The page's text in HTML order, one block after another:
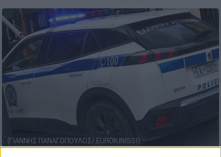
(ΓΙΑΝΝΗΣ ΠΑΝΑΓΟΠΟΥΛΟΣ/ EUROKINISSI)